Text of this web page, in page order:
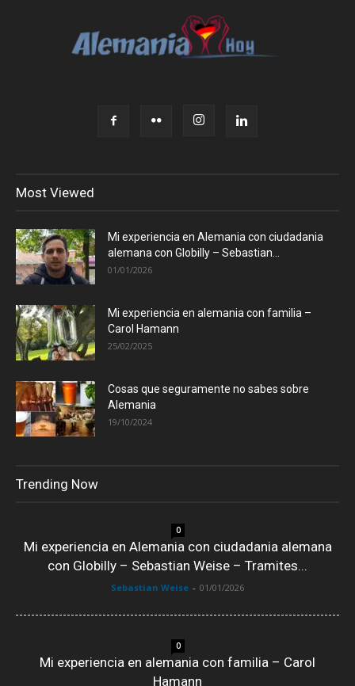
Most Viewed
Mi experiencia en Alemania con ciudadania
alemana con Globilly – Sebastian...
01/01/2026
Mi experiencia en alemania con familia –
Carol Hamann
25/02/2025
Cosas que seguramente no sabes sobre
Alemania
19/10/2024
Trending Now
0
Mi experiencia en Alemania con ciudadania alemana
con Globilly – Sebastian Weise – Tramites...
Sebastian Weise - 01/01/2026
0
Mi experiencia en alemania con familia – Carol
Hamann